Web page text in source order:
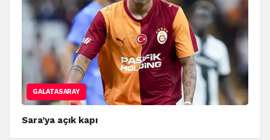
GALATASARAY
Sara’ya açık kapı